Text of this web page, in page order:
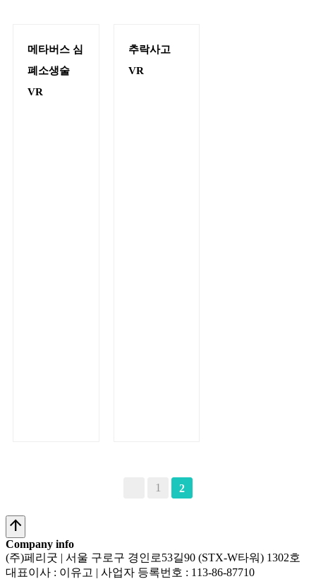
메타버스 심
폐소생술
VR
추락사고
VR
1 2
arrow_upward
Company info
(주)페리굿 | 서울 구로구 경인로53길90 (STX-W타워) 1302호
대표이사 : 이유고 | 사업자 등록번호 : 113-86-87710